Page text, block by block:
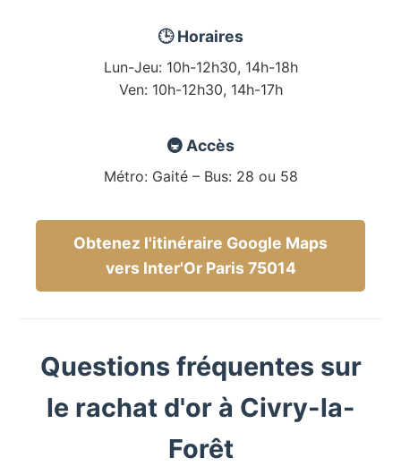
🕒 Horaires
Lun-Jeu: 10h-12h30, 14h-18h
Ven: 10h-12h30, 14h-17h
🚇 Accès
Métro: Gaité – Bus: 28 ou 58
Obtenez l'itinéraire Google Maps
vers Inter'Or Paris 75014
Questions fréquentes sur
le rachat d'or à Civry-la-
Forêt